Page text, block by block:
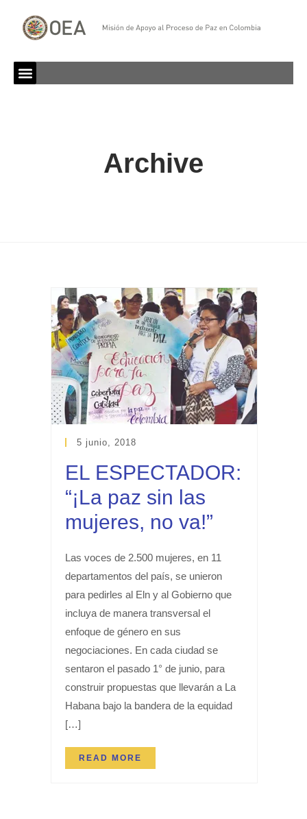
Archive
5 junio, 2018
EL ESPECTADOR:
“¡La paz sin las
mujeres, no va!”
Las voces de 2.500 mujeres, en 11
departamentos del país, se unieron
para pedirles al Eln y al Gobierno que
incluya de manera transversal el
enfoque de género en sus
negociaciones. En cada ciudad se
sentaron el pasado 1° de junio, para
construir propuestas que llevarán a La
Habana bajo la bandera de la equidad
[…]
READ MORE